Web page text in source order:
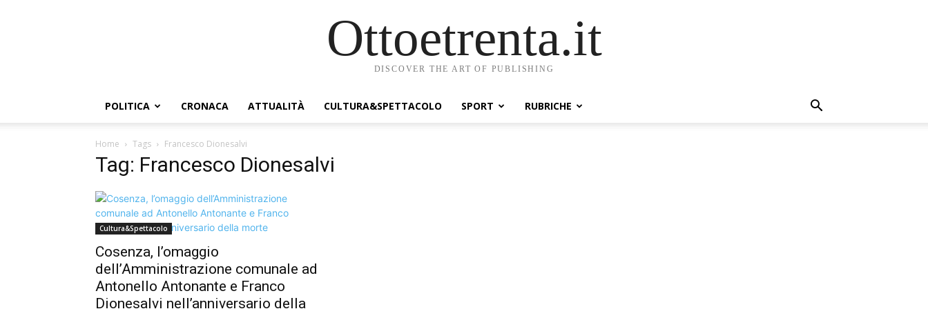
Ottoetrenta.it
DISCOVER THE ART OF PUBLISHING
POLITICA CRONACA ATTUALITÀ CULTURA&SPETTACOLO SPORT RUBRICHE
Home Tags Francesco Dionesalvi
Tag: Francesco Dionesalvi
Cultura&Spettacolo
Cosenza, l’omaggio
dell’Amministrazione comunale ad
Antonello Antonante e Franco
Dionesalvi nell’anniversario della